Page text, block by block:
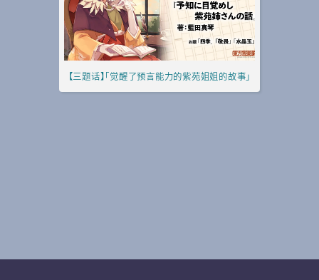
【三题话】「觉醒了预言能力的紫苑姐姐的故事」